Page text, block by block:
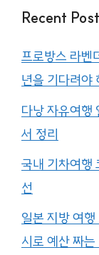
Recent
프로방스 라벤
년을 기다려야
다낭 자유여행
서 정리
국내 기차여행
선
일본 지방 여
시로 예산 짜는